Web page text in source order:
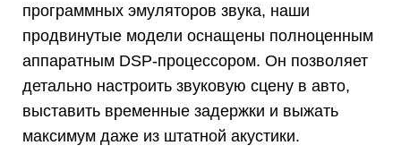
программных эмуляторов звука, наши
продвинутые модели оснащены полноценным
аппаратным DSP-процессором. Он позволяет
детально настроить звуковую сцену в авто,
выставить временные задержки и выжать
максимум даже из штатной акустики.